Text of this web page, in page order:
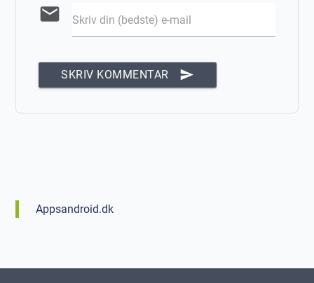
email Skriv din (bedste) e-mail
SKRIV KOMMENTAR send
Appsandroid.dk